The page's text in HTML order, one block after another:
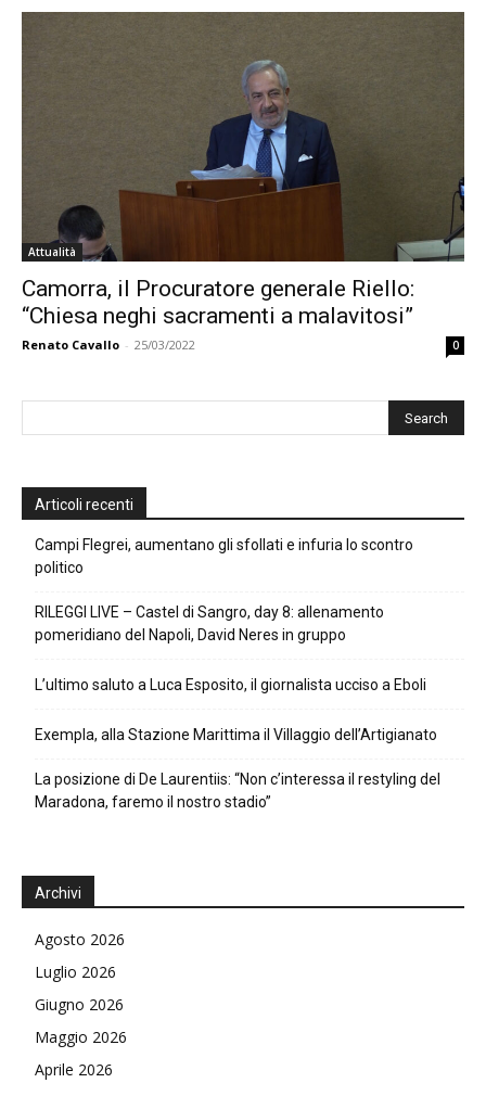
Attualità
Camorra, il Procuratore generale Riello:
“Chiesa neghi sacramenti a malavitosi”
Renato Cavallo - 25/03/2022 0
Articoli recenti
Campi Flegrei, aumentano gli sfollati e infuria lo scontro
politico
RILEGGI LIVE – Castel di Sangro, day 8: allenamento
pomeridiano del Napoli, David Neres in gruppo
L’ultimo saluto a Luca Esposito, il giornalista ucciso a Eboli
Exempla, alla Stazione Marittima il Villaggio dell’Artigianato
La posizione di De Laurentiis: “Non c’interessa il restyling del
Maradona, faremo il nostro stadio”
Archivi
Agosto 2026
Luglio 2026
Giugno 2026
Maggio 2026
Aprile 2026